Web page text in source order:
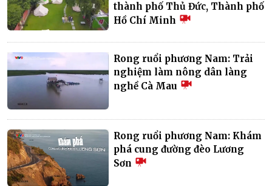
thành phố Thủ Đức, Thành phố
Hồ Chí Minh
Rong ruổi phương Nam: Trải
nghiệm làm nông dân làng
nghề Cà Mau
Rong ruổi phương Nam: Khám
phá cung đường đèo Lương
Sơn